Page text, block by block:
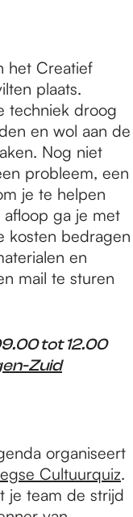
het Creatief
plaats.
techniek droog
en wol aan de
Nog niet
probleem, een
je te helpen
ga je met
kosten bedragen
en
mail te sturen
tot 12.00
Zuid
organiseert
Cultuurquiz.
je team de strijd